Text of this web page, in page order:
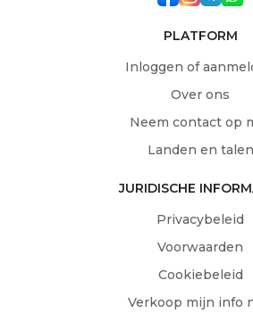
PLATFORM
Inloggen of
Over ons
Neem contact op
Landen en talen
JURIDISCHE
Privacybeleid
Voorwaarden
Cookiebeleid
Verkoop mijn info